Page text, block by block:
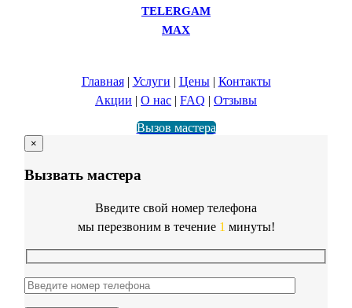
TELERGAM
MAX
Главная| Услуги | Цены| Контакты
Акции | О нас | FAQ | Отзывы
Вызов мастера
×
Вызвать мастера
Введите свой номер телефона
мы перезвоним в течение 1 минуты!